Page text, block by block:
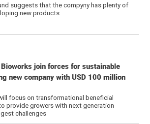
suggests that the compyny has plenty of
new products
join forces for sustainable
new company with USD 100 million
focus on transformational beneficial
provide growers with next generation
challenges